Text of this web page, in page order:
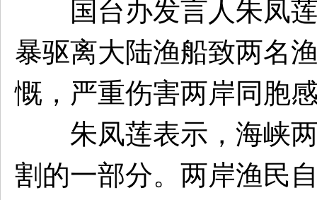
国台办发言人朱凤莲
暴驱离大陆渔船致两名
慨，严重伤害两岸同胞
朱凤莲表示，海峡两
割的一部分。两岸渔民